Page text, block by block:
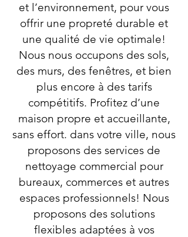
et l’environnement, pour vous
offrir une propreté durable et
une qualité de vie optimale!
Nous nous occupons des sols,
des murs, des fenêtres, et bien
plus encore à des tarifs
compétitifs. Profitez d’une
maison propre et accueillante,
sans effort. dans votre ville, nous
proposons des services de
nettoyage commercial pour
bureaux, commerces et autres
espaces professionnels! Nous
proposons des solutions
flexibles adaptées à vos